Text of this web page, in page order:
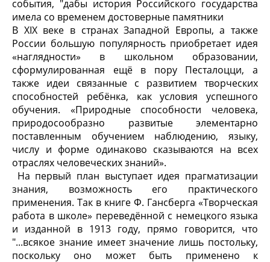
события, "дабы история Российского государства
имела со временем достоверные памятники
В XIX веке в странах Западной Европы, а также
России большую популярность приобретает идея
«наглядности» в школьном образовании,
сформулированная ещё в пору Песталоцци, а
также идеи связанные с развитием творческих
способностей ребёнка, как условия успешного
обучения. «Природные способности человека,
природосообразно развитые элементарно
поставленным обучением наблюдению, языку,
числу и форме одинаково сказываются на всех
отраслях человеческих знаний».
На первый план выступает идея прагматизации
знания, возможность его практического
применения. Так в книге Ф. Гансберга «Творческая
работа в школе» переведённой с немецкого языка
и изданной в 1913 году, прямо говорится, что
"...всякое знание имеет значение лишь постольку,
поскольку оно может быть применено к